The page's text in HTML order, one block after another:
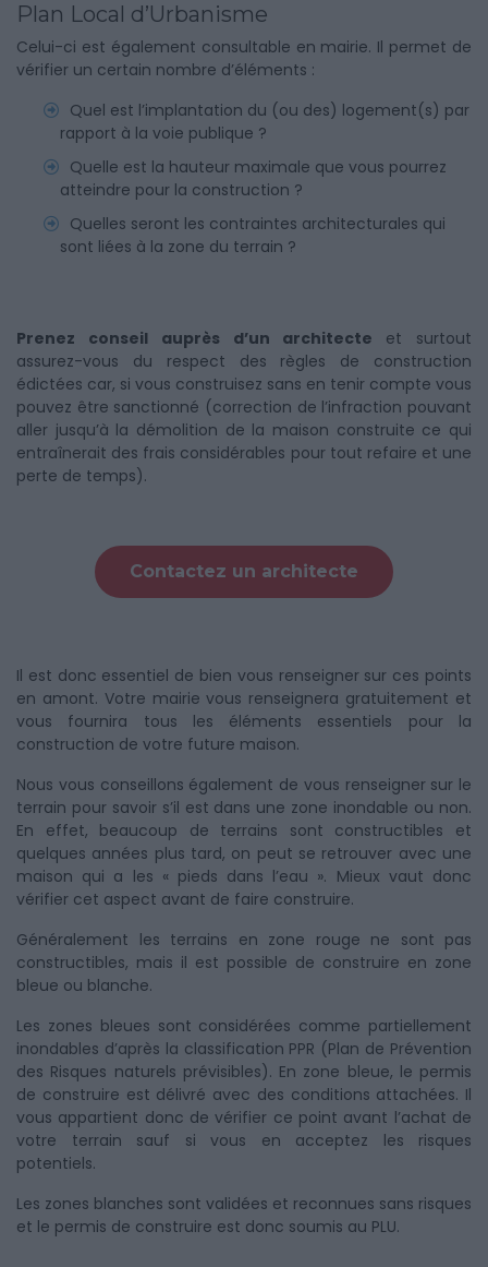
Plan Local d’Urbanisme
Celui-ci est également consultable en mairie. Il permet de
vérifier un certain nombre d’éléments :
Quel est l’implantation du (ou des) logement(s) par
rapport à la voie publique ?
Quelle est la hauteur maximale que vous pourrez
atteindre pour la construction ?
Quelles seront les contraintes architecturales qui
sont liées à la zone du terrain ?
Prenez conseil auprès d’un architecte et surtout
assurez-vous du respect des règles de construction
édictées car, si vous construisez sans en tenir compte vous
pouvez être sanctionné (correction de l’infraction pouvant
aller jusqu’à la démolition de la maison construite ce qui
entraînerait des frais considérables pour tout refaire et une
perte de temps).
Contactez un architecte
Il est donc essentiel de bien vous renseigner sur ces points
en amont. Votre mairie vous renseignera gratuitement et
vous fournira tous les éléments essentiels pour la
construction de votre future maison.
Nous vous conseillons également de vous renseigner sur le
terrain pour savoir s’il est dans une zone inondable ou non.
En effet, beaucoup de terrains sont constructibles et
quelques années plus tard, on peut se retrouver avec une
maison qui a les « pieds dans l’eau ». Mieux vaut donc
vérifier cet aspect avant de faire construire.
Généralement les terrains en zone rouge ne sont pas
constructibles, mais il est possible de construire en zone
bleue ou blanche.
Les zones bleues sont considérées comme partiellement
inondables d’après la classification PPR (Plan de Prévention
des Risques naturels prévisibles). En zone bleue, le permis
de construire est délivré avec des conditions attachées. Il
vous appartient donc de vérifier ce point avant l’achat de
votre terrain sauf si vous en acceptez les risques
potentiels.
Les zones blanches sont validées et reconnues sans risques
et le permis de construire est donc soumis au PLU.